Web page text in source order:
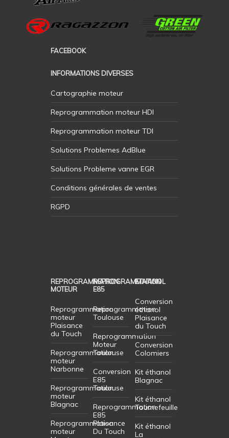
FACEBOOK
INFORMATIONS DIVERSES
Cartographie moteur
Reprogrammation moteur HDI
Reprogrammation moteur TDI
Solutions Problemes AdBlue
Solutions Probleme vanne EGR
Conditions générales de ventes
RGPD
REPROGRAMMATION
MOTEUR
Reprogrammation
moteur
Plaisance
du Touch
Reprogrammation
moteur
Narbonne
Reprogrammation
moteur
Blagnac
Reprogrammation
moteur
REPROGRAMMATION
E85
Reprogrammation
Toulouse
Reprogrammation
Moteur
Toulouse
Conversion
E85
Toulouse
Reprogrammation
E85
Plaisance
Du Touch
ETHANOL
Conversion
éthanol
Plaisance
du Touch
Conversion
Colomiers
Kit éthanol
Blagnac
Kit éthanol
Tournefeuille
Kit éthanol
La